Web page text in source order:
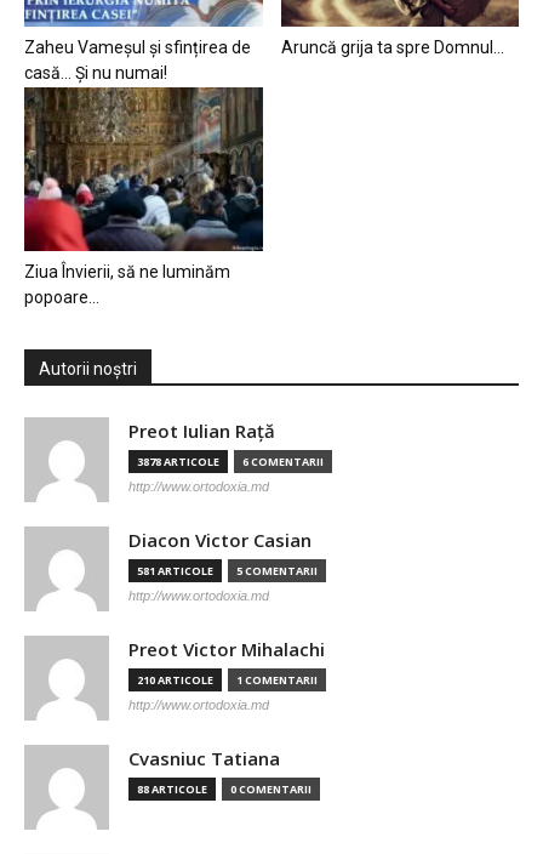
Zaheu Vameșul și sfințirea de
casă… Și nu numai!
Aruncă grija ta spre Domnul…
Ziua Învierii, să ne luminăm
popoare…
Autorii noștri
Preot Iulian Raţă
3878 ARTICOLE 6 COMENTARII
http://www.ortodoxia.md
Diacon Victor Casian
581 ARTICOLE 5 COMENTARII
http://www.ortodoxia.md
Preot Victor Mihalachi
210 ARTICOLE 1 COMENTARII
http://www.ortodoxia.md
Cvasniuc Tatiana
88 ARTICOLE 0 COMENTARII